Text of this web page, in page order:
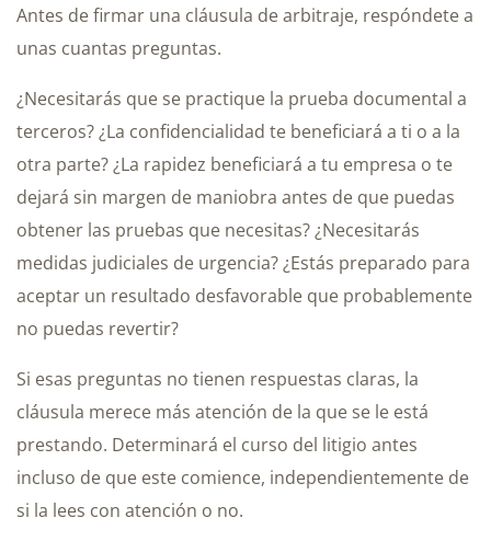
Antes de firmar una cláusula de arbitraje, respóndete a
unas cuantas preguntas.
¿Necesitarás que se practique la prueba documental a
terceros? ¿La confidencialidad te beneficiará a ti o a la
otra parte? ¿La rapidez beneficiará a tu empresa o te
dejará sin margen de maniobra antes de que puedas
obtener las pruebas que necesitas? ¿Necesitarás
medidas judiciales de urgencia? ¿Estás preparado para
aceptar un resultado desfavorable que probablemente
no puedas revertir?
Si esas preguntas no tienen respuestas claras, la
cláusula merece más atención de la que se le está
prestando. Determinará el curso del litigio antes
incluso de que este comience, independientemente de
si la lees con atención o no.